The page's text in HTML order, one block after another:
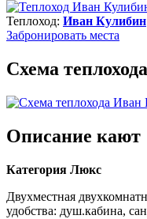
Теплоход: Иван Кулибин
Забронировать места
Схема теплохода
Описание кают
Категория Люкс
Двухместная
удобства: душ.кабина,